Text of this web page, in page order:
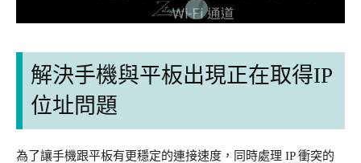
解決手機與平板出現正在取得IP
位址問題
為了讓手機跟平板有更穩定的連接速度，同時處理 IP 衝突的